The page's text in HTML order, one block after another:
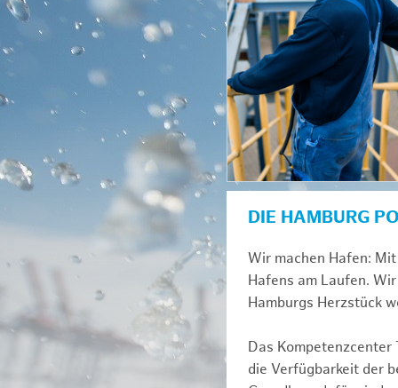
DIE HAMBURG
Wir machen Hafen:
Hafens am Laufen.
Hamburgs Herzstück
Das
die Verfügbarkeit der